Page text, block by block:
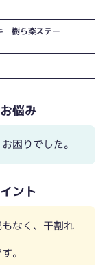
樹ら楽ステー
悩み
困りでした。
ント
なく、干割れ
。